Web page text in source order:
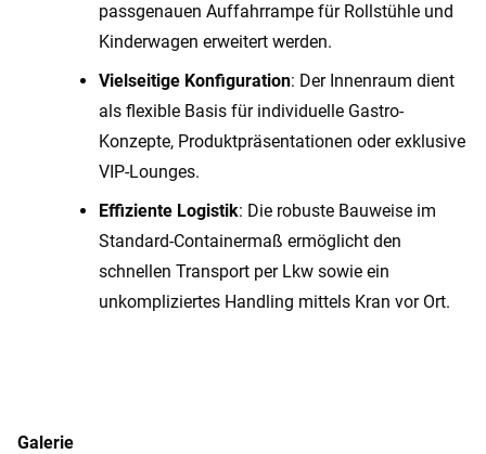
passgenauen Auffahrrampe für Rollstühle und
Kinderwagen erweitert werden.
Vielseitige Konfiguration: Der Innenraum dient
als flexible Basis für individuelle Gastro-
Konzepte, Produktpräsentationen oder exklusive
VIP-Lounges.
Effiziente Logistik: Die robuste Bauweise im
Standard-Containermaß ermöglicht den
schnellen Transport per Lkw sowie ein
unkompliziertes Handling mittels Kran vor Ort.
Galerie